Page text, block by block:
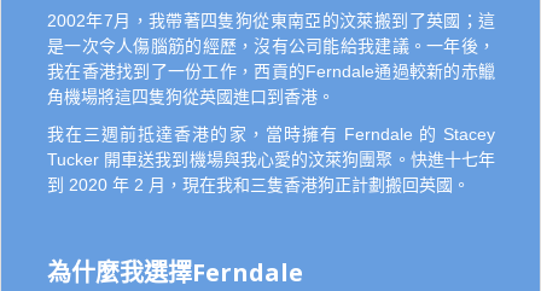
2002年7月，我帶著四隻狗從東南亞的汶萊搬到了英國；這
是一次令人傷腦筋的經歷，沒有公司能給我建議。一年後，
我在香港找到了一份工作，西貢的Ferndale通過較新的赤鱲
角機場將這四隻狗從英國進口到香港。
我在三週前抵達香港的家，當時擁有 Ferndale 的 Stacey
Tucker 開車送我到機場與我心愛的汶萊狗團聚。快進十七年
到 2020 年 2 月，現在我和三隻香港狗正計劃搬回英國。
為什麼我選擇Ferndale